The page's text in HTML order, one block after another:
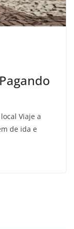
Viaje a
de ida e